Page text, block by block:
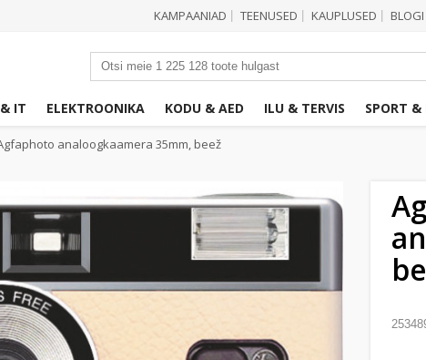
KAMPAANIAD TEENUSED KAUPLUSED BLOGI
IT ELEKTROONIKA KODU & AED ILU & TERVIS SPORT &
analoogkaamera 35mm, beež